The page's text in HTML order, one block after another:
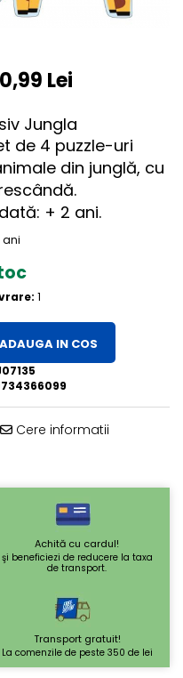
Lei
Jungla
de 4 puzzle-uri
din junglă, cu
+ 2 ani.
ani
1
ADAUGA IN COS
Cere informatii
Achită cu cardul!
şi beneficiezi de reducere la taxa
de transport.
Transport gratuit!
La comenzile de peste 350 de lei